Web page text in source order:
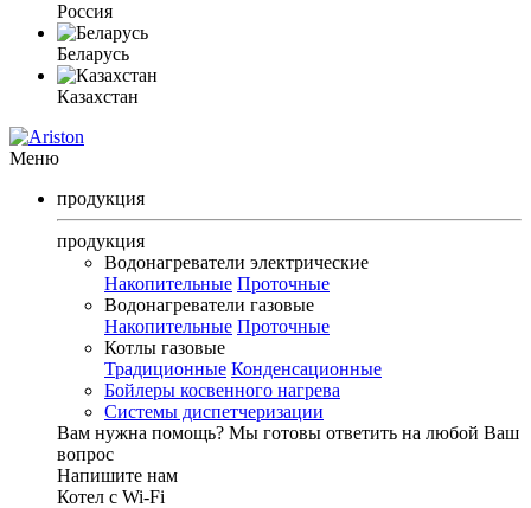
Россия
Беларусь
Казахстан
Меню
продукция
продукция
Водонагреватели электрические
Накопительные Проточные
Водонагреватели газовые
Накопительные Проточные
Котлы газовые
Традиционные Конденсационные
Бойлеры косвенного нагрева
Системы диспетчеризации
Вам нужна помощь? Мы готовы ответить на любой Ваш
вопрос
Напишите нам
Котел с Wi-Fi